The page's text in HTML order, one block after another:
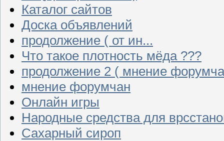
Каталог сайтов
Доска объявлений
продолжение ( от ин...
Что такое плотность мёда ???
продолжение 2 ( мнение
мнение форумчан
Онлайн игры
Народные средства для
Сахарный сироп